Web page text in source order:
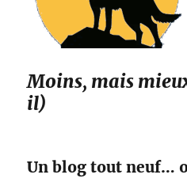
Moins, mais
il)
Un blog tout neuf…